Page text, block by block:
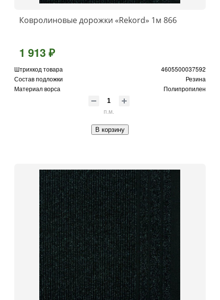
Ковролиновые дорожки «Rekord» 1м 866
1 913 ₽
Штрихкод товара
4605500037592
Состав подложки
Резина
Материал ворса
Полипропилен
п.м.
В корзину